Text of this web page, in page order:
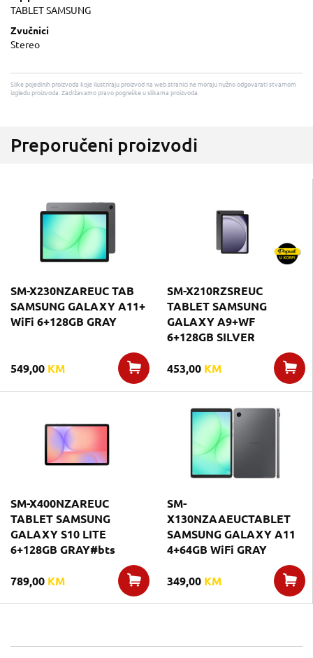
TABLET SAMSUNG
Zvučnici
Stereo
Slike pojedinih proizvoda koje ilustriraju proizvod na web stranici ne moraju nužno odgovarati stvarnom
izgledu proizvoda. Zadržavamo pravo pogreške u slikama proizvoda.
Preporučeni proizvodi
SM-X230NZAREUC TAB
SAMSUNG GALAXY A11+
WiFi 6+128GB GRAY
549,00 KM
SM-X210RZSREUC
TABLET SAMSUNG
GALAXY A9+WF
6+128GB SILVER
453,00 KM
SM-X400NZAREUC
TABLET SAMSUNG
GALAXY S10 LITE
6+128GB GRAY#bts
789,00 KM
SM-
X130NZAAEUCTABLET
SAMSUNG GALAXY A11
4+64GB WiFi GRAY
349,00 KM